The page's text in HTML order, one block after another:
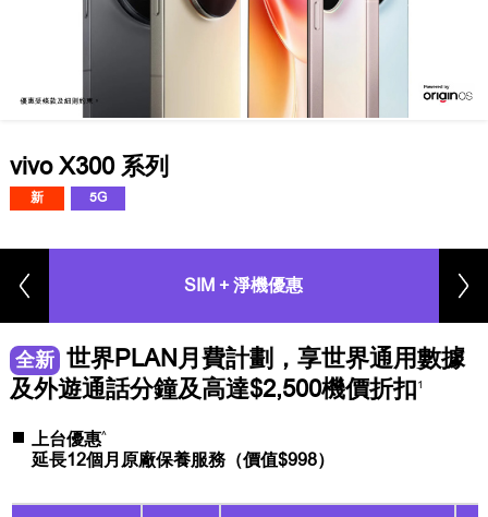
vivo X300 系列
新 5G
SIM + 淨機優惠
全新 世界PLAN月費計劃，享世界通用數據
及外遊通話分鐘及高達$2,500機價折扣 1
上台優惠^
延長12個月原廠保養服務（價值$998）